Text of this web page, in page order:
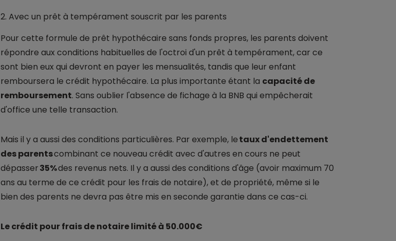
2. Avec un prêt à tempérament souscrit par les parents
Pour cette formule de prêt hypothécaire sans fonds propres, les parents doivent
répondre aux conditions habituelles de l'octroi d'un prêt à tempérament, car ce
sont bien eux qui devront en payer les mensualités, tandis que leur enfant
remboursera le crédit hypothécaire. La plus importante étant la capacité de
remboursement. Sans oublier l'absence de fichage à la BNB qui empêcherait
d'office une telle transaction.
Mais il y a aussi des conditions particulières. Par exemple, letaux d'endettement
des parentscombinant ce nouveau crédit avec d'autres en cours ne peut
dépasser35%des revenus nets. Il y a aussi des conditions d'âge (avoir maximum 70
ans au terme de ce crédit pour les frais de notaire), et de propriété, même si le
bien des parents ne devra pas être mis en seconde garantie dans ce cas-ci.
Le crédit pour frais de notaire limité à 50.000€